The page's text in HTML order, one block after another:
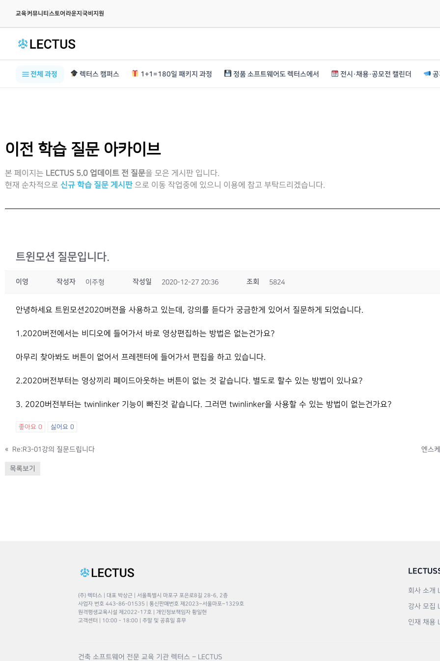
교육|커뮤니티 |스토어 |라운지 |국비지원
전체 과정 렉터스 캠퍼스 1+1=180일 패키지 과정 정품 소프트웨어도 렉터스에서 전시·채용·공모전 캘린더
이전 학습 질문 아카이브
본 페이지는 LECTUS 5.0 업데이트 전 질문을 모은 게시판 입니다.
현재 순차적으로 신규 학습 질문 게시판 으로 이동 작업중에 있으니 이용에 참고 부탁드리겠습니다.
트윈모션 질문입니다.
이영 작성자 이주형 작성일 2020-12-27 20:36 조회 5824
안녕하세요 트윈모션2020버젼을 사용하고 있는데, 강의를 듣다가 궁금한게 있어서 질문하게 되었습니다.
1.2020버전에서는 비디오에 들어가서 바로 영상편집하는 방법은 없는건가요?
아무리 찾아봐도 버튼이 없어서 프레젠터에 들어가서 편집을 하고 있습니다.
2.2020버전부터는 영상끼리 페이드아웃하는 버튼이 없는 것 같습니다. 별도로 할수 있는 방법이 있나요?
3. 2020버전부터는 twinlinker 기능이 빠진것 같습니다. 그러면 twinlinker을 사용할 수 있는 방법이 없는건가요?
좋아요 0 싫어요 0
« Re:R3-01강의 질문드립니다 엔스
목록보기
(주) 렉터스 | 대표 박상근 | 서울특별시 마포구 포은로8길 28-6, 2층
사업자 번호 443-86-01535 | 통신판매번호 제2023–서울마포–1329호
원격평생교육시설 제2022-17호 | 개인정보책임자 황일현
고객센터 | 10:00 - 18:00 | 주말 및 공휴일 휴무
LECTUS
회사 소개
강사 모집
인재 채용
건축 소프트웨어 전문 교육 기관 렉터스 – LECTUS